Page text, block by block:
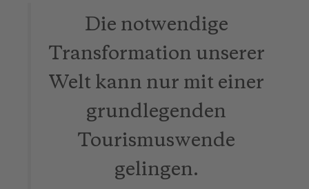
Die notwendige
Transformation unserer
Welt kann nur mit einer
grundlegenden
Tourismuswende
gelingen.